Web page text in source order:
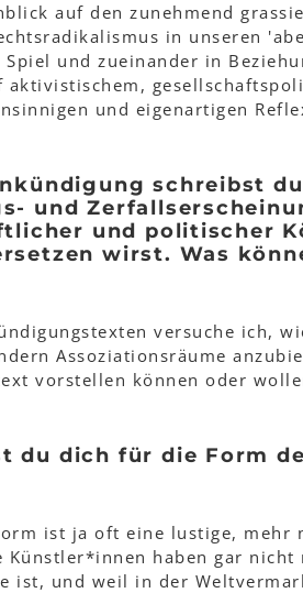
auf den zunehmend
in unseren
und zueinander in
aktivistischem,
und eigenartigen
schreibst
und
und politischer
wirst. Was
versuche ich,
Assoziationsräume
vorstellen können oder
du dich für die Form
ist ja oft eine lustige, mehr
Künstler*innen haben gar
ist, und weil in der